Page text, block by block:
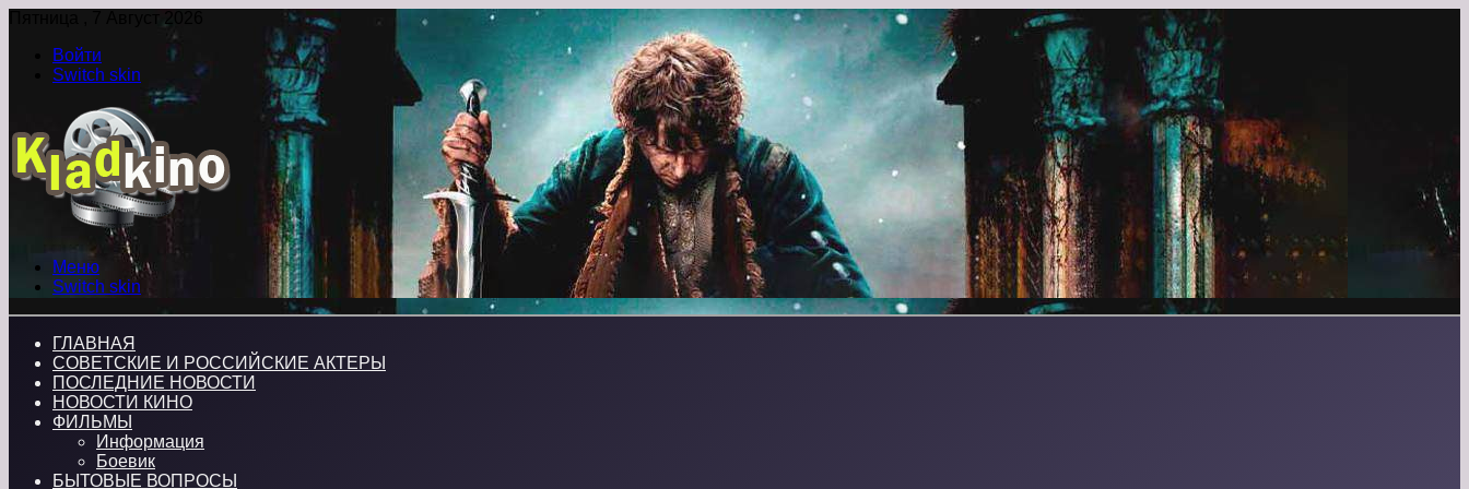
Пятница , 7 Август 2026
Войти
Switch skin
Меню
Switch skin
ГЛАВНАЯ
СОВЕТСКИЕ И РОССИЙСКИЕ АКТЕРЫ
ПОСЛЕДНИЕ НОВОСТИ
НОВОСТИ КИНО
ФИЛЬМЫ
Информация
Боевик
БЫТОВЫЕ ВОПРОСЫ